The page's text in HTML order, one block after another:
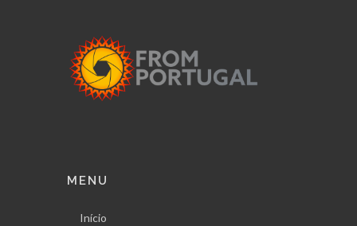
MENU
Início